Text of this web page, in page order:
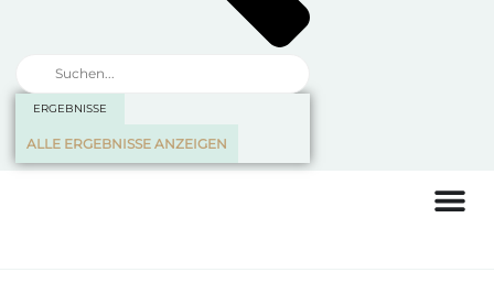
ERGEBNISSE
ALLE ERGEBNISSE ANZEIGEN